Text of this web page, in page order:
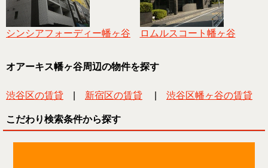
シンシアフォーディー幡ヶ谷 ロムルスコート幡ヶ谷
オアーキス幡ヶ谷周辺の物件を探す
渋谷区の賃貸 新宿区の賃貸 渋谷区幡ヶ谷の賃貸
こだわり検索条件から探す